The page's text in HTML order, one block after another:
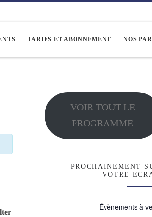
TARIFS ET ABONNEMENT NOS
VOIR TOUT LE
PROGRAMME
PROCHAINEMENT
VOTRE
Évènements à